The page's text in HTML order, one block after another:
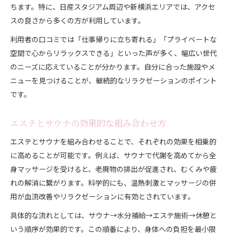
ちます。特に、日産スタジアム周辺や新横浜エリアでは、アクセ
スの良さから多くの方が利用しています。
利用者の口コミでは「仕事帰りに立ち寄れる」「プライベートな
空間で心からリラックスできる」といった声が多く、幅広い世代
のニーズに応えていることが分かります。自分に合った施設やメ
ニューを見つけることが、継続的なリラクゼーションのポイント
です。
エステとサウナの効果的な組み合わせ方
エステとサウナを組み合わせることで、それぞれの効果を相乗的
に高めることが可能です。例えば、サウナで代謝を高めてから全
身マッサージを受けると、老廃物の排出が促進され、むくみや疲
れの解消に繋がります。科学的にも、温熱刺激とマッサージの併
用が血流改善やリラクゼーションに有効とされています。
具体的な流れとしては、サウナ→水分補給→エステ施術→休憩と
いう順序が効果的です。この順番により、身体への負担を最小限